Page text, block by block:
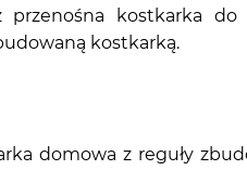
przenośna kostkarka
kostkarką.
domowa z reguły